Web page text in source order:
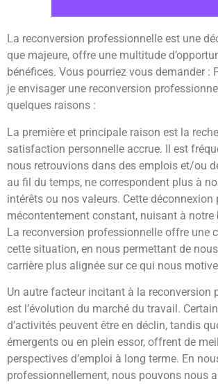
La reconversion professionnelle est une
que majeure, offre une multitude
bénéfices. Vous pourriez vous demander :
je envisager une reconversion
quelques raisons :
La première et principale raison est la
satisfaction personnelle accrue. Il est
nous retrouvions dans des emplois et/ou
au fil du temps, ne correspondent plus à
intérêts ou nos valeurs. Cette déconnexion
mécontentement constant, nuisant à notre
La reconversion professionnelle offre une
cette situation, en nous permettant de
carrière plus alignée sur ce qui nous
Un autre facteur incitant à la reconversion
est l’évolution du marché du travail.
d’activités peuvent être en déclin, tandis
émergents ou en plein essor, offrent de
perspectives d’emploi à long terme. En
professionnellement, nous pouvons nous